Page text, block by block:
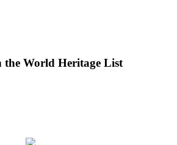
the World Heritage List